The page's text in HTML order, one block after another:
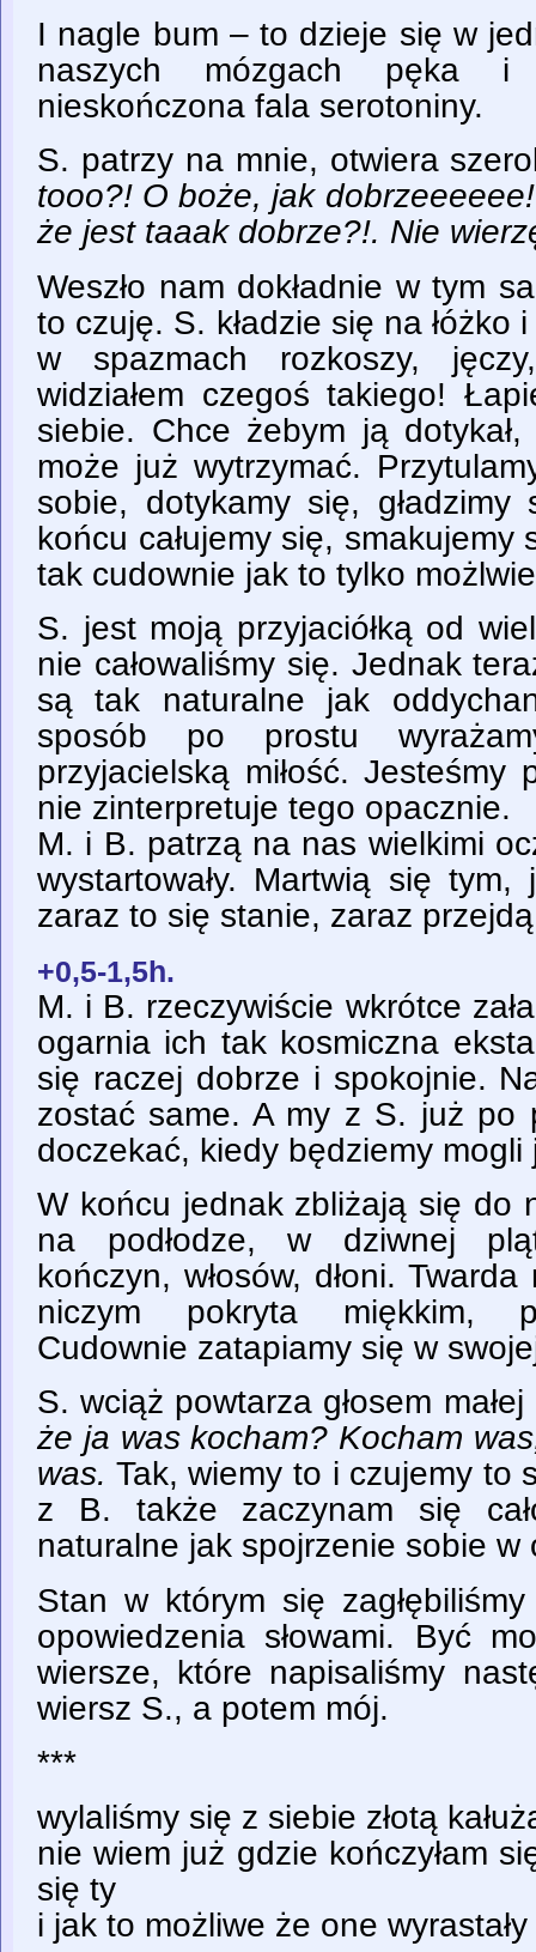
I nagle bum – to dzieje się w
naszych mózgach pęka i
nieskończona fala serotoniny.
S. patrzy na mnie, otwiera
tooo?! O boże, jak
że jest taaak dobrze?!. Nie
Weszło nam dokładnie w tym
to czuję. S. kładzie się na łóżko
w spazmach rozkoszy,
widziałem czegoś takiego!
siebie. Chce żebym ją
może już wytrzymać.
sobie, dotykamy się, gładzimy
końcu całujemy się, smakujemy
tak cudownie jak to tylko
S. jest moją przyjaciółką od
nie całowaliśmy się. Jednak
są tak naturalne jak
sposób po prostu
przyjacielską miłość.
nie zinterpretuje tego opacznie.
M. i B. patrzą na nas wielkimi
wystartowały. Martwią się
zaraz to się stanie, zaraz
+0,5-1,5h.
M. i B. rzeczywiście wkrótce
ogarnia ich tak kosmiczna
się raczej dobrze i spokojnie.
zostać same. A my z S. już po
doczekać, kiedy będziemy mogli
W końcu jednak zbliżają się do
na podłodze, w dziwnej
kończyn, włosów, dłoni.
niczym pokryta miękkim,
Cudownie zatapiamy się w
S. wciąż powtarza głosem
że ja was kocham? Kocham
was. Tak, wiemy to i czujemy to
z B. także zaczynam się
naturalne jak spojrzenie sobie w
Stan w którym się
opowiedzenia słowami. Być
wiersze, które napisaliśmy
wiersz S., a potem mój.
***
wylaliśmy się z siebie złotą
nie wiem już gdzie kończyłam
się ty
i jak to możliwe że one